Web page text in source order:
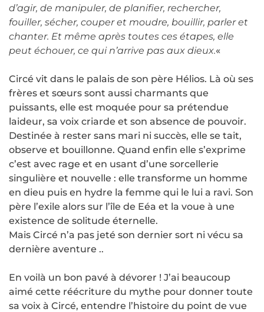
d’agir, de manipuler, de planifier, rechercher,
fouiller, sécher, couper et moudre, bouillir, parler et
chanter. Et même après toutes ces étapes, elle
peut échouer, ce qui n’arrive pas aux dieux.«
Circé vit dans le palais de son père Hélios. Là où ses
frères et sœurs sont aussi charmants que
puissants, elle est moquée pour sa prétendue
laideur, sa voix criarde et son absence de pouvoir.
Destinée à rester sans mari ni succès, elle se tait,
observe et bouillonne. Quand enfin elle s’exprime
c’est avec rage et en usant d’une sorcellerie
singulière et nouvelle : elle transforme un homme
en dieu puis en hydre la femme qui le lui a ravi. Son
père l’exile alors sur l’île de Eéa et la voue à une
existence de solitude éternelle.
Mais Circé n’a pas jeté son dernier sort ni vécu sa
dernière aventure ..
En voilà un bon pavé à dévorer ! J’ai beaucoup
aimé cette réécriture du mythe pour donner toute
sa voix à Circé, entendre l’histoire du point de vue